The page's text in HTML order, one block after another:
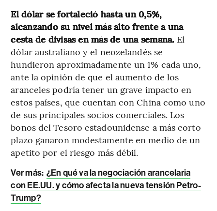
El dólar se fortaleció hasta un 0,5%,
alcanzando su nivel más alto frente a una
cesta de divisas en más de una semana. El
dólar australiano y el neozelandés se
hundieron aproximadamente un 1% cada uno,
ante la opinión de que el aumento de los
aranceles podría tener un grave impacto en
estos países, que cuentan con China como uno
de sus principales socios comerciales. Los
bonos del Tesoro estadounidense a más corto
plazo ganaron modestamente en medio de un
apetito por el riesgo más débil.
Ver más: ¿En qué va la negociación arancelaria
con EE.UU. y cómo afecta la nueva tensión Petro-
Trump?